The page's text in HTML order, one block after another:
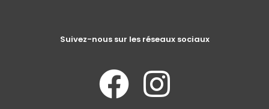
Suivez-nous sur les réseaux sociaux